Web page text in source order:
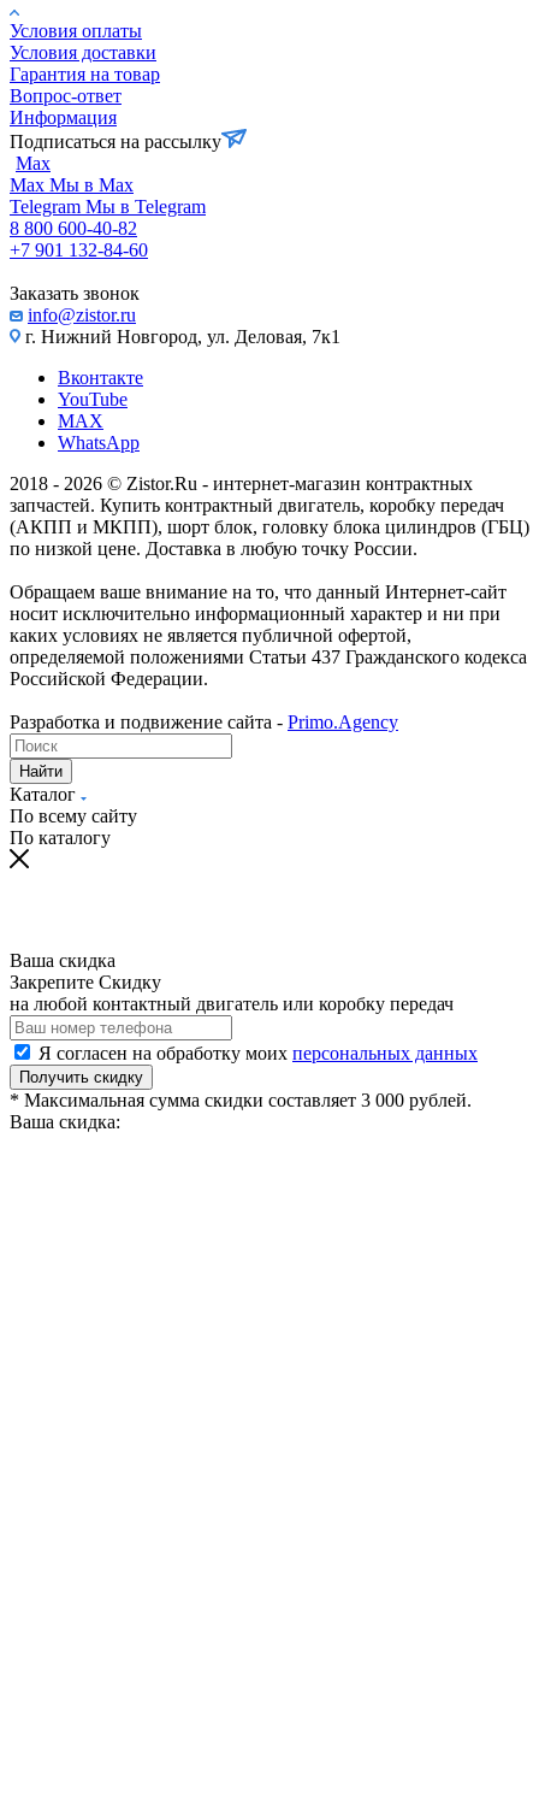
Условия оплаты
Условия доставки
Гарантия на товар
Вопрос-ответ
Информация
Подписаться на рассылку
Max
Max Мы в Max
Telegram Мы в Telegram
8 800 600-40-82
+7 901 132-84-60
Заказать звонок
info@zistor.ru
г. Нижний Новгород, ул. Деловая, 7к1
Вконтакте
YouTube
MAX
WhatsApp
2018 - 2026 © Zistor.Ru - интернет-магазин контрактных
запчастей. Купить контрактный двигатель, коробку передач
(АКПП и МКПП), шорт блок, головку блока цилиндров (ГБЦ)
по низкой цене. Доставка в любую точку России.
Обращаем ваше внимание на то, что данный Интернет-сайт
носит исключительно информационный характер и ни при
каких условиях не является публичной офертой,
определяемой положениями Статьи 437 Гражданского кодекса
Российской Федерации.
Разработка и подвижение сайта - Primo.Agency
Найти
Каталог
По всему сайту
По каталогу
Ваша скидка
Закрепите Скидку
на любой контактный двигатель или коробку передач
Я согласен на обработку моих персональных данных
Получить скидку
* Максимальная сумма скидки составляет 3 000 рублей.
Ваша скидка: